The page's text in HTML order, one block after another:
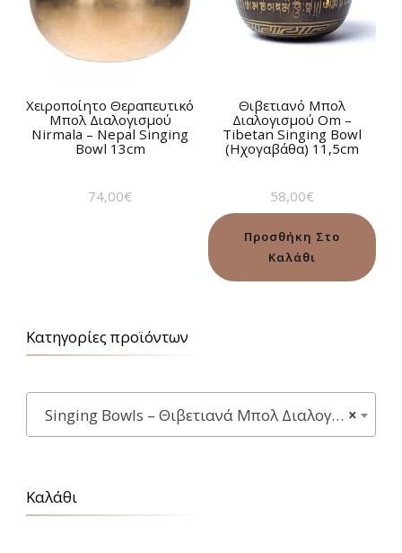
Χειροποίητο Θεραπευτικό
Μπολ Διαλογισμού
Nirmala – Nepal Singing
Bowl 13cm
74,00€
Θιβετιανό Μπολ
Διαλογισμού Om –
Tibetan Singing Bowl
(Ηχογαβάθα) 11,5cm
58,00€
Προσθήκη Στο
Καλάθι
Κατηγορίες προϊόντων
×
Singing Bowls – Θιβετιανά Μπολ Διαλογισμού
Καλάθι